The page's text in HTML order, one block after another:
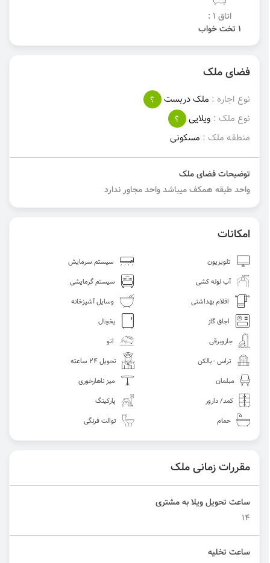
اتاق 1 :
1 تخت خواب
فضای ملک
نوع اجاره : ملک دربست
؟
نوع ملک : ویلایی
؟
منطقه ملک : مسکونی
توضیحات فضای ملک
واحد طبقه همکف میباشد واحد مجاور ندارد
امکانات
تلویزیون
سیستم سرمایش
آب لوله کشی
سیستم گرمایشی
اقلام بهداشتی
وسایل آشپزخانه
اجاق گاز
یخچال
جاروبرقی
اتو
تراس - بالکن
تحویل 24 ساعته
مبلمان
میز ناهارخوری
کمد/ دارور
پارکینگ
حمام
توالت فرنگی
مقررات زمانی ملک
ساعت تحویل ویلا به مشتری
۱۴
ساعت تخلیه